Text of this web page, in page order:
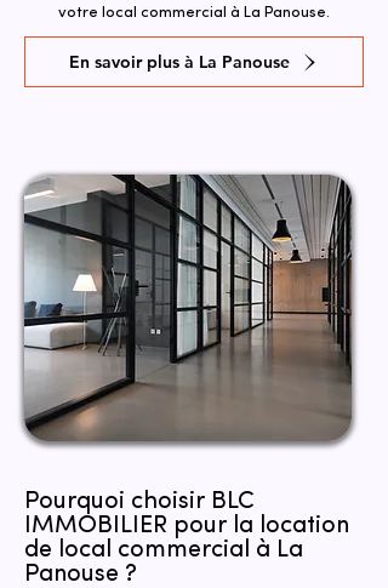
votre local commercial à La Panouse.
En savoir plus à La Panouse
Pourquoi choisir BLC
IMMOBILIER pour la location
de local commercial à La
Panouse ?